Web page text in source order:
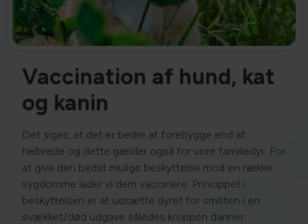
Vaccination af hund, kat
og kanin
Det siges, at det er bedre at forebygge end at
helbrede og dette gælder også for vore familiedyr. For
at give den bedst mulige beskyttelse mod en række
sygdomme lader vi dem vaccinere. Princippet i
beskyttelsen er at udsætte dyret for smitten i en
svækket/død udgave således kroppen danner